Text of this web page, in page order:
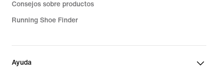
Consejos sobre productos
Running Shoe Finder
Ayuda